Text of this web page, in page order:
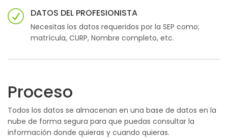
DATOS DEL PROFESIONISTA
Necesitas los datos requeridos por la SEP como;
matrícula, CURP, Nombre completo, etc.
Proceso
Todos los datos se almacenan en una base de datos en la
nube de forma segura para que puedas consultar la
información donde quieras y cuando quieras.